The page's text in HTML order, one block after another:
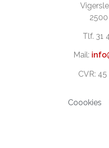
Tlf. 31
Mail:
CVR:
Coookies